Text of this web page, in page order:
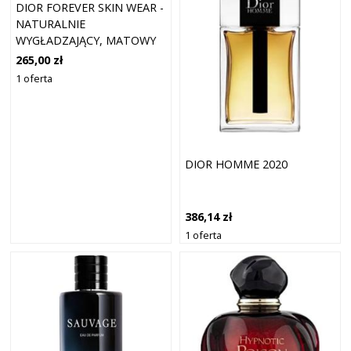
DIOR FOREVER SKIN WEAR -
NATURALNIE
WYGŁADZAJĄCY, MATOWY
PODKŁAD, 24H ULTRA
WEAR PODKŁADY 30 ML
265,00 zł
1 oferta
DIOR HOMME 2020
386,14 zł
1 oferta